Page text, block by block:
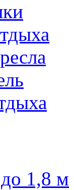
1,8 м